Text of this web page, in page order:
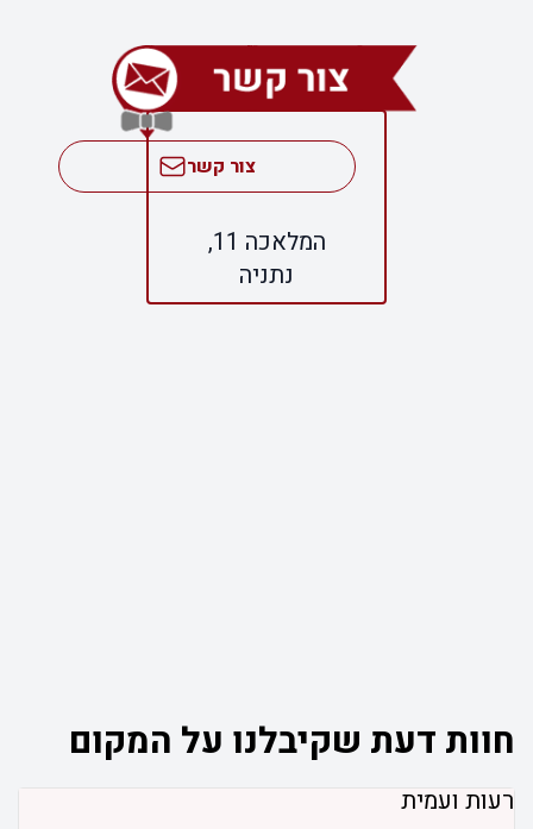
צור קשר
המלאכה 11,
נתניה
חוות דעת שקיבלנו על המקום
רעות ועמית